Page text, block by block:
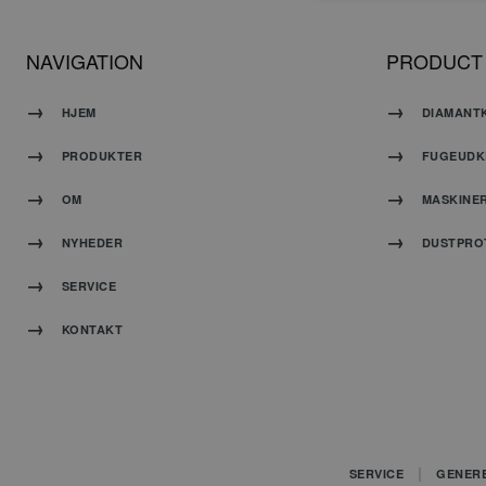
NAVIGATION
HJEM
PRODUKTER
OM
NYHEDER
SERVICE
KONTAKT
SERVICE
PHPSESSID